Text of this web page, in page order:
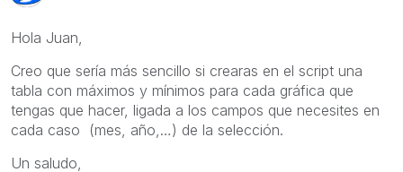
Hola Juan,
Creo que sería más sencillo si crearas en el script una
tabla con máximos y mínimos para cada gráfica que
tengas que hacer, ligada a los campos que necesites en
cada caso (mes, año,…) de la selección.
Un saludo,